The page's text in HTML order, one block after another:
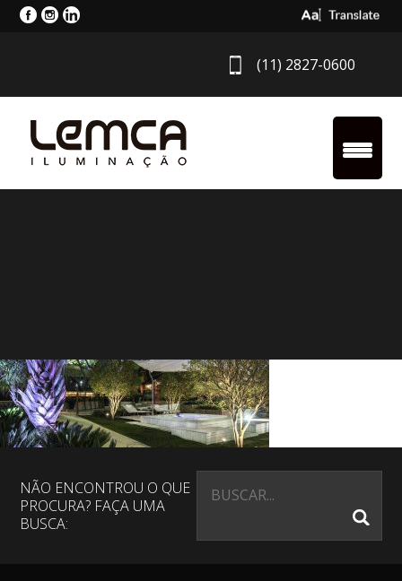
Select
(11) 2827-0600
NÃO ENCONTROU O QUE
PROCURA? FAÇA UMA
BUSCA: